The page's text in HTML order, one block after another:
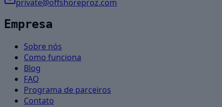
private@offshoreproz.com
Empresa
Sobre nós
Como funciona
Blog
FAQ
Programa de parceiros
Contato